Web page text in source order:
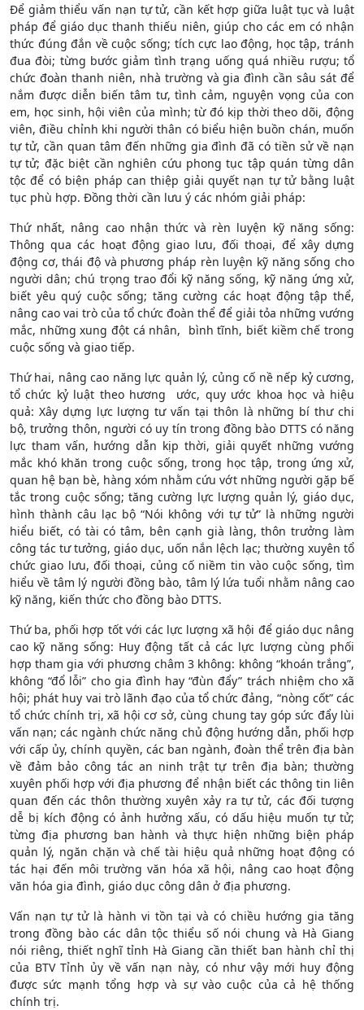
Để giảm thiểu vấn nạn tự tử, cần kết hợp giữa luật tục và luật
pháp để giáo dục thanh thiếu niên, giúp cho các em có nhận
thức đúng đắn về cuộc sống; tích cực lao động, học tập, tránh
đua đòi; từng bước giảm tình trạng uống quá nhiều rượu; tổ
chức đoàn thanh niên, nhà trường và gia đình cần sâu sát để
nắm được diễn biến tâm tư, tình cảm, nguyện vọng của con
em, học sinh, hội viên của mình; từ đó kịp thời theo dõi, động
viên, điều chỉnh khi người thân có biểu hiện buồn chán, muốn
tự tử, cần quan tâm đến những gia đình đã có tiền sử về nạn
tự tử; đặc biệt cần nghiên cứu phong tục tập quán từng dân
tộc để có biện pháp can thiệp giải quyết nạn tự tử bằng luật
tục phù hợp. Đồng thời cần lưu ý các nhóm giải pháp:
Thứ nhất, nâng cao nhận thức và rèn luyện kỹ năng sống:
Thông qua các hoạt động giao lưu, đối thoại, để xây dựng
động cơ, thái độ và phương pháp rèn luyện kỹ năng sống cho
người dân; chú trọng trao đổi kỹ năng sống, kỹ năng ứng xử,
biết yêu quý cuộc sống; tăng cường các hoạt động tập thể,
nâng cao vai trò của tổ chức đoàn thể để giải tỏa những vướng
mắc, những xung đột cá nhân, bình tĩnh, biết kiềm chế trong
cuộc sống và giao tiếp.
Thứ hai, nâng cao năng lực quản lý, củng cố nề nếp kỷ cương,
tổ chức kỷ luật theo hương ước, quy ước khoa học và hiệu
quả: Xây dựng lực lượng tư vấn tại thôn là những bí thư chi
bộ, trưởng thôn, người có uy tín trong đồng bào DTTS có năng
lực tham vấn, hướng dẫn kịp thời, giải quyết những vướng
mắc khó khăn trong cuộc sống, trong học tập, trong ứng xử,
quan hệ bạn bè, hàng xóm nhằm cứu vớt những người gặp bế
tắc trong cuộc sống; tăng cường lực lượng quản lý, giáo dục,
hình thành câu lạc bộ “Nói không với tự tử” là những người
hiểu biết, có tài có tâm, bên cạnh già làng, thôn trưởng làm
công tác tư tưởng, giáo dục, uốn nắn lệch lạc; thường xuyên tổ
chức giao lưu, đối thoại, củng cố niềm tin vào cuộc sống, tìm
hiểu về tâm lý người đồng bào, tâm lý lứa tuổi nhằm nâng cao
kỹ năng, kiến thức cho đồng bào DTTS.
Thứ ba, phối hợp tốt với các lực lượng xã hội để giáo dục nâng
cao kỹ năng sống: Huy động tất cả các lực lượng cùng phối
hợp tham gia với phương châm 3 không: không “khoán trắng”,
không “đổ lỗi” cho gia đình hay “đùn đẩy” trách nhiệm cho xã
hội; phát huy vai trò lãnh đạo của tổ chức đảng, “nòng cốt” các
tổ chức chính trị, xã hội cơ sở, cùng chung tay góp sức đẩy lùi
vấn nạn; các ngành chức năng chủ động hướng dẫn, phối hợp
với cấp ủy, chính quyền, các ban ngành, đoàn thể trên địa bàn
về đảm bảo công tác an ninh trật tự trên địa bàn; thường
xuyên phối hợp với địa phương để nhận biết các thông tin liên
quan đến các thôn thường xuyên xảy ra tự tử, các đối tượng
dễ bị kích động có ảnh hưởng xấu, có dấu hiệu muốn tự tử;
từng địa phương ban hành và thực hiện những biện pháp
quản lý, ngăn chặn và chế tài hiệu quả những hoạt động có
tác hại đến môi trường văn hóa xã hội, nâng cao hoạt động
văn hóa gia đình, giáo dục công dân ở địa phương.
Vấn nạn tự tử là hành vi tồn tại và có chiều hướng gia tăng
trong đồng bào các dân tộc thiểu số nói chung và Hà Giang
nói riêng, thiết nghĩ tỉnh Hà Giang cần thiết ban hành chỉ thị
của BTV Tỉnh ủy về vấn nạn này, có như vậy mới huy động
được sức mạnh tổng hợp và sự vào cuộc của cả hệ thống
chính trị.